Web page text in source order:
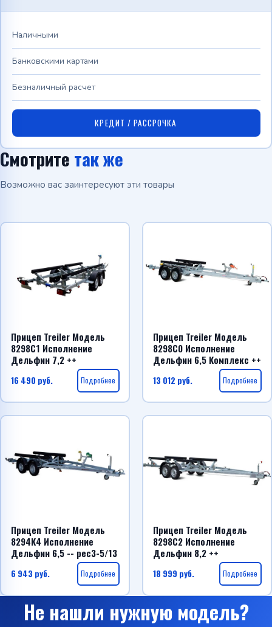
Наличными
Банковскими картами
Безналичный расчет
КРЕДИТ / РАССРОЧКА
Смотрите так же
Возможно вас заинтересуют эти товары
Прицеп Treiler Модель
8298С1 Исполнение
Дельфин 7,2 ++
16 490 руб. Подробнее
Прицеп Treiler Модель
8298С0 Исполнение
Дельфин 6,5 Комплекс ++
13 012 руб. Подробнее
Прицеп Treiler Модель
8294К4 Исполнение
Дельфин 6,5 -- рес3-5/13
6 943 руб. Подробнее
Прицеп Treiler Модель
8298С2 Исполнение
Дельфин 8,2 ++
18 999 руб. Подробнее
Не нашли нужную модель?